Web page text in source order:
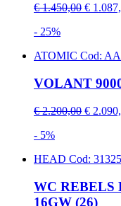
€ 1.450,00 €
- 25%
ATOMIC Cod:
VOLANT
€ 2.200,00 €
- 5%
HEAD Cod:
WC REBELS
16GW (26)